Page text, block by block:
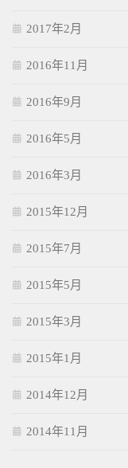
2017年2月
2016年11月
2016年9月
2016年5月
2016年3月
2015年12月
2015年7月
2015年5月
2015年3月
2015年1月
2014年12月
2014年11月